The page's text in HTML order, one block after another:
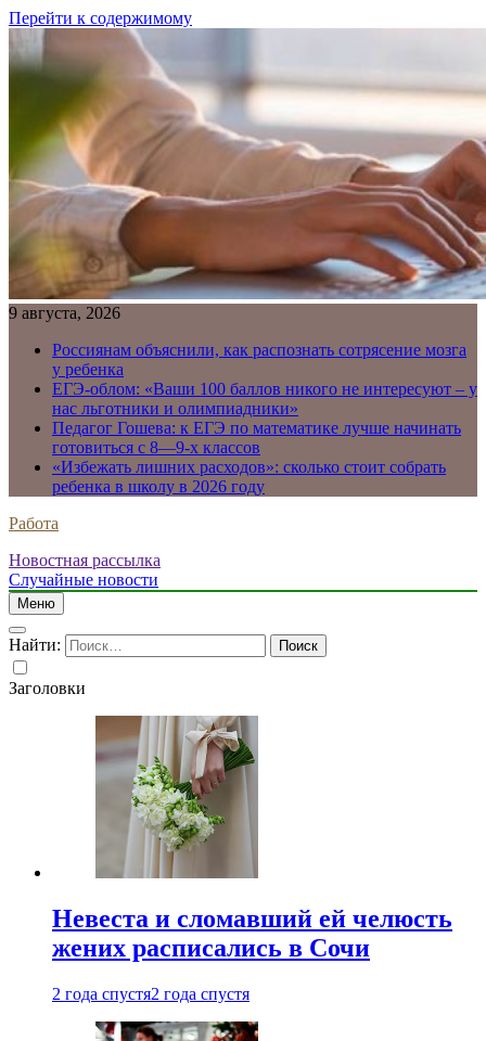
Перейти к содержимому
9 августа, 2026
Россиянам объяснили, как распознать сотрясение мозга
у ребенка
ЕГЭ-облом: «Ваши 100 баллов никого не интересуют – у
нас льготники и олимпиадники»
Педагог Гошева: к ЕГЭ по математике лучше начинать
готовиться с 8—9-х классов
«Избежать лишних расходов»: сколько стоит собрать
ребенка в школу в 2026 году
Работа
Новостная рассылка
Случайные новости
Меню
Найти:
Заголовки
Невеста и сломавший ей челюсть
жених расписались в Сочи
2 года спустя2 года спустя